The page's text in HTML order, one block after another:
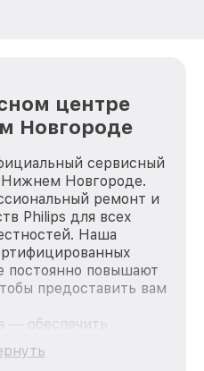
центре
Новгороде
сервисный
Нижнем Новгороде.
ремонт и
Philips для всех
Наша
постоянно повышают
предоставить вам
— обеспечить
ремонт для
Philips, вне